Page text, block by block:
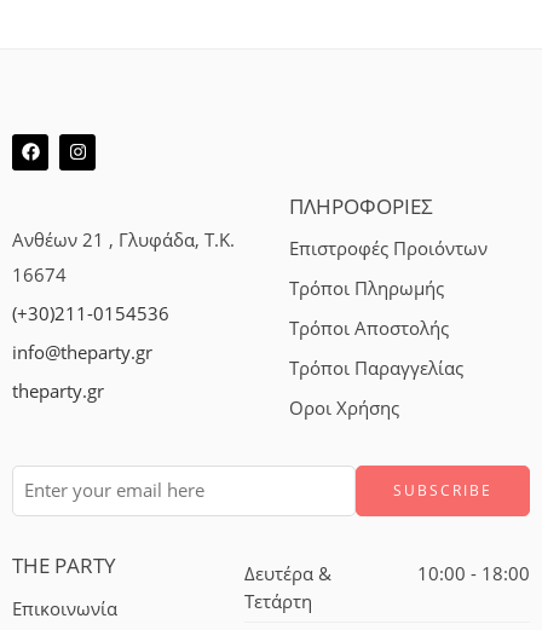
Ανθέων 21 , Γλυφάδα, Τ.Κ.
16674
(+30)211-0154536
info@theparty.gr
theparty.gr
ΠΛΗΡΟΦΟΡΙΕΣ
Επιστροφές Προιόντων
Τρόποι Πληρωμής
Τρόποι Αποστολής
Τρόποι Παραγγελίας
Οροι Χρήσης
THE PARTY
Επικοινωνία
Δευτέρα &
Τετάρτη
10:00 - 18:00